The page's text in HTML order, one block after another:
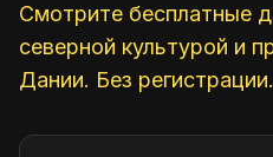
Смотрите бесплатные
северной культурой и
Дании. Без регистрации.